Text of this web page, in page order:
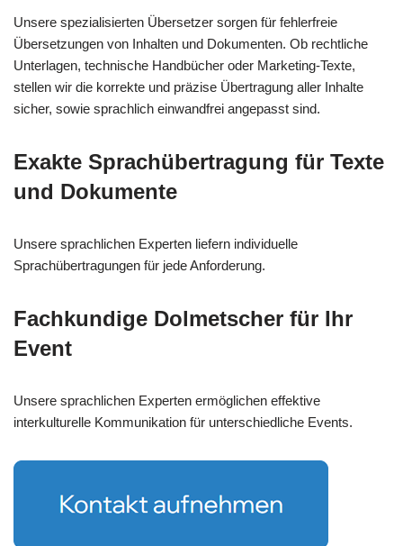
Unsere spezialisierten Übersetzer sorgen für fehlerfreie
Übersetzungen von Inhalten und Dokumenten. Ob rechtliche
Unterlagen, technische Handbücher oder Marketing-Texte,
stellen wir die korrekte und präzise Übertragung aller Inhalte
sicher, sowie sprachlich einwandfrei angepasst sind.
Exakte Sprachübertragung für Texte
und Dokumente
Unsere sprachlichen Experten liefern individuelle
Sprachübertragungen für jede Anforderung.
Fachkundige Dolmetscher für Ihr
Event
Unsere sprachlichen Experten ermöglichen effektive
interkulturelle Kommunikation für unterschiedliche Events.